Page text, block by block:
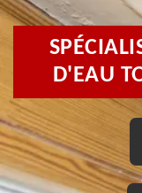
D'EAU